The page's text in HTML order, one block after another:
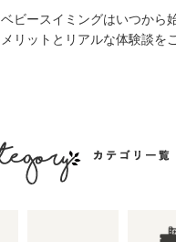
ベビースイミングはいつから
メリットとリアルな体験談を